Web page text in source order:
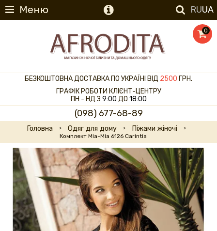
Меню RUUA
0
БЕЗКОШТОВНА ДОСТАВКА ПО УКРАЇНІ ВІД 2500 ГРН.
ГРАФІК РОБОТИ КЛІЄНТ-ЦЕНТРУ
ПН - НД З 9:00 ДО 18:00
(098) 677-68-89
Головна Одяг для дому Піжами жіночі
Комплект Mia-Mia 6126 Carintia